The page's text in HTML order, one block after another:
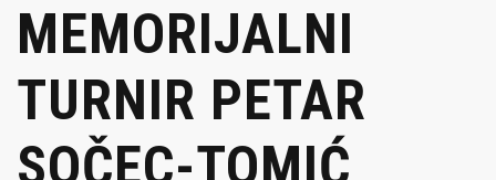
MEMORIJALNI
TURNIR PETAR
SOČEC-TOMIĆ